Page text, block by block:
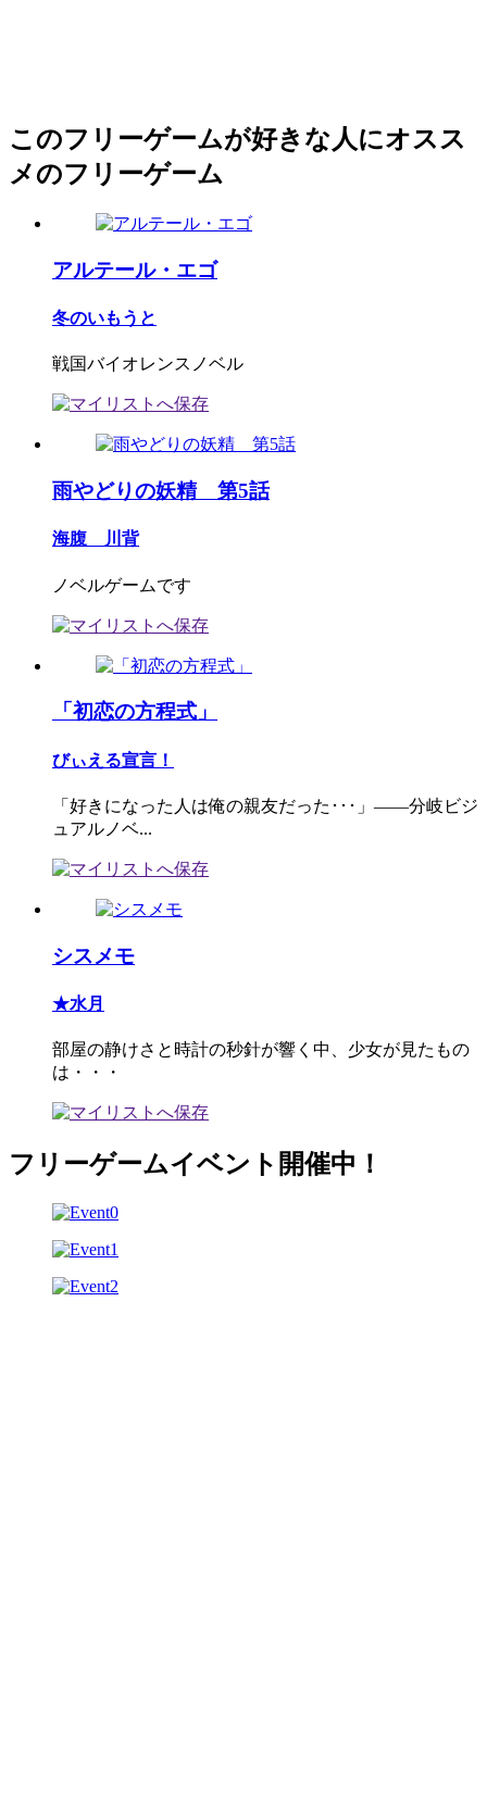
このフリーゲームが好きな人にオスス
メのフリーゲーム
アルテール・エゴ
冬のいもうと
戦国バイオレンスノベル
雨やどりの妖精 第5話
海腹 川背
ノベルゲームです
「初恋の方程式」
びぃえる宣言！
「好きになった人は俺の親友だった･･･」――分岐ビジ
ュアルノベ...
シスメモ
★水月
部屋の静けさと時計の秒針が響く中、少女が見たもの
は・・・
フリーゲームイベント開催中！